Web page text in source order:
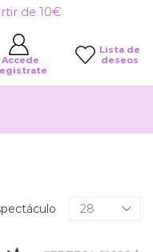
de 10€
Accede
Lista de
deseos
Productos